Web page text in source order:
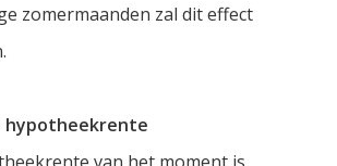
zomermaanden zal dit effect
hypotheekrente
van het moment is